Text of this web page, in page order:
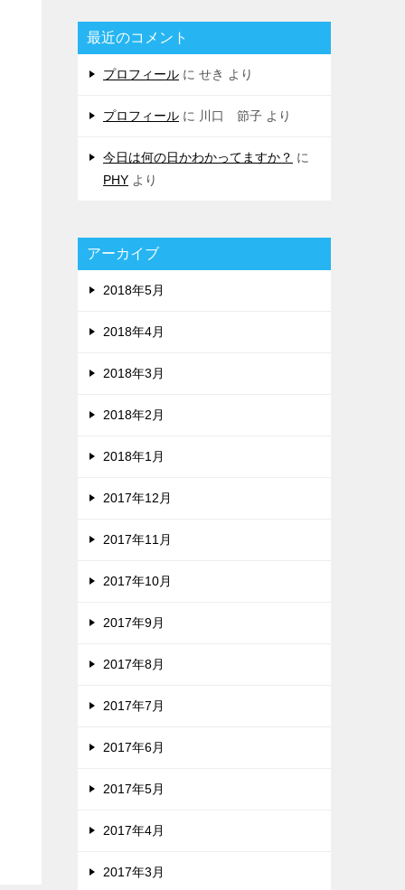
最近のコメント
プロフィール に せき より
プロフィール に 川口 節子 より
今日は何の日かわかってますか？ に
PHY より
アーカイブ
2018年5月
2018年4月
2018年3月
2018年2月
2018年1月
2017年12月
2017年11月
2017年10月
2017年9月
2017年8月
2017年7月
2017年6月
2017年5月
2017年4月
2017年3月